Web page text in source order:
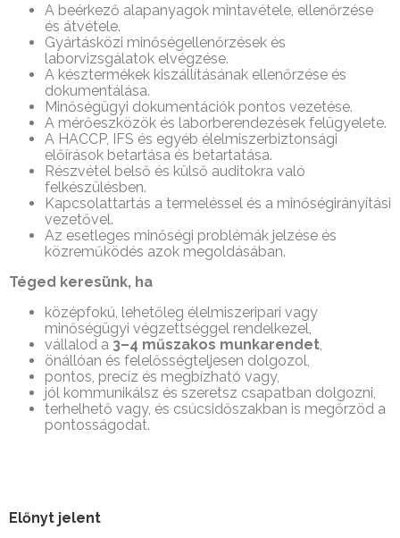
A beérkező alapanyagok mintavétele, ellenőrzése
és átvétele.
Gyártásközi minőségellenőrzések és
laborvizsgálatok elvégzése.
A késztermékek kiszállításának ellenőrzése és
dokumentálása.
Minőségügyi dokumentációk pontos vezetése.
A mérőeszközök és laborberendezések felügyelete.
A HACCP, IFS és egyéb élelmiszerbiztonsági
előírások betartása és betartatása.
Részvétel belső és külső auditokra való
felkészülésben.
Kapcsolattartás a termeléssel és a minőségirányítási
vezetővel.
Az esetleges minőségi problémák jelzése és
közreműködés azok megoldásában.
Téged keresünk, ha
középfokú, lehetőleg élelmiszeripari vagy
minőségügyi végzettséggel rendelkezel,
vállalod a 3–4 műszakos munkarendet
önállóan és felelősségteljesen dolgozol,
pontos, precíz és megbízható vagy,
jól kommunikálsz és szeretsz csapatban dolgozni,
terhelhető vagy, és csúcsidőszakban is megőrzöd a
pontosságodat.
Előnyt jelent